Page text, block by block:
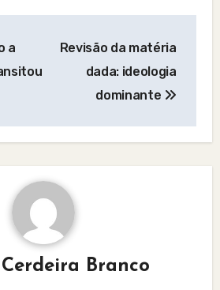
a
Revisão da matéria
dada: ideologia
dominante
Branco